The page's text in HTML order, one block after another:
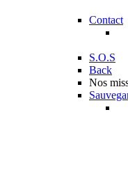
Contact
S.O.S
Back
Nos